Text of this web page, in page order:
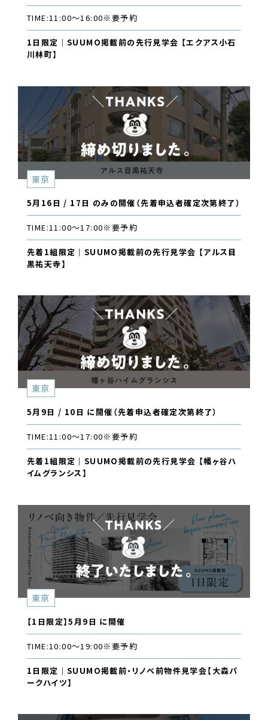
TIME:11:00〜16:00※要予約
1日限定｜SUUMO掲載前の先行見学会 【エクアス小石
川林町】
東京
5月16日 / 17日 のみの開催（先着申込者確定次第終了）
TIME:11:00〜17:00※要予約
先着1組限定｜SUUMO掲載前の先行見学会 【アルス目
黒祐天寺】
東京
5月9日 / 10日 に開催（先着申込者確定次第終了）
TIME:11:00〜17:00※要予約
先着1組限定｜SUUMO掲載前の先行見学会 【幡ヶ谷ハ
イムグランシス】
東京
【1日限定】5月9日 に開催
TIME:10:00〜19:00※要予約
1日限定｜SUUMO掲載前・リノベ前物件見学会【大森パ
ークハイツ】